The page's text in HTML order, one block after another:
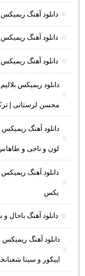
دانلود آهنگ ریمیکس لنا 1 از
دانلود آهنگ ریمیکس رادیو تهران 18 از
دانلود آهنگ
دانلود ریمیکس
محسن لرستانی |
دانلود آهنگ
لون و ناجی و
دانلود آهنگ
بکس
دانلود آهنگ باحال
اپیکور و سینا